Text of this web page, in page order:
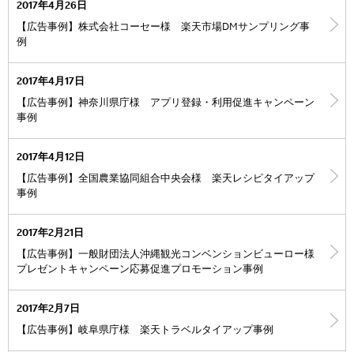
2017年4月26日
【広告事例】株式会社コーセー様 楽天市場DMサンプリング事
例
2017年4月17日
【広告事例】神奈川県庁様 アプリ登録・利用促進キャンペーン
事例
2017年4月12日
【広告事例】全国農業協同組合中央会様 楽天レシピタイアップ
事例
2017年2月21日
【広告事例】一般財団法人沖縄観光コンベンションビューロー様
プレゼントキャンペーン応募促進プロモーション事例
2017年2月7日
【広告事例】岐阜県庁様 楽天トラベルタイアップ事例